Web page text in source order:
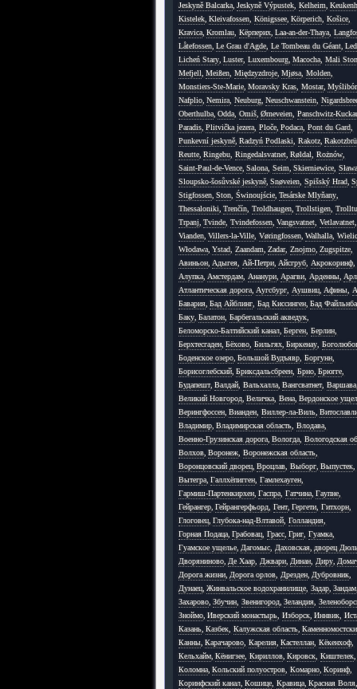
Jeskyně Balcarka, Jeskyně Výpustek Kelheim,
Kistelek, Kleivafossen Königssee, Körperich Košice,
Kravica, Kromlau Kёрперих, Laa-an-der-Thaya
Låtefossen, Le Grau d'Agde, Le Tombeau du Géant,
Licheń Stary, Luster, Luxembourg, Macocha Mali Ston
Mefjell, Meißen Międzyzdroje, Mjøsa Molden,
Monstiers-Ste-Marie, Moravsky Kras Mostar,
Nafplio, Nemira Neuburg, Neuschwanstein
Oberthulba, Odda Omiš, Ørneveien Panschwitz-
Paradis, Plitvička jezera Ploče, Podaca Pont du Gard,
Punkevní jeskyně, Radzyń Podlaski, Rakotz,
Reutte, Ringebu Ringedalsvatnet, Røldal, Rożnów,
Saint-Paul-de-Vence, Salona Seim, Skierniewice,
Sloupsko-šosůvské jeskyně, Snøveien Spišský Hrad,
Stigfossen, Ston Świnoujście, Tesárske Mlyňany
Thessaloniki, Trenčín Troldhaugen, Trollstigen
Trpanj, Tvinde, Tvindefossen, Vangsvatnet Vetlavatnet,
Vianden, Villers-la-Ville, Vøringfossen, Walhalla
Włodawa, Ystad Zaandam, Zadar, Znojmo, Zugspitze,
Авиньон, Адыгея, Ай-Петри, Айсгруб Акрокоринф,
Алупка, Амстердам Ананури, Арагви Арденны,
Атлантическая дорога, Аугсбург Аушвиц, Афины,
Бавария, Бад Айблинг Бад Киссинген, Бад
Баку, Балатон Барбегальский акведук,
Беломорско-Балтийский канал, Берген Берлин,
Берхтесгаден, Бёхово Бильгях, Биркенау
Боденское озеро, Большой Вудъявр Боргунн,
Борисоглебский, Бриксдальсбреен Брно, Брюгге,
Будапешт, Валдай, Вальхалла, Вангсватнет, Варшава
Великий Новгород, Величка Вена, Вердонское
Верингфоссен, Вианден Виллер-ла-Виль,
Владимир, Владимирская область Влодава,
Военно-Грузинская дорога, Вологда Вологодская
Волхов, Воронеж Воронежская область,
Воронцовский дворец, Вроцлав, Выборг, Выпустек
Вытегра, Галлхёпигген Гамлехауген,
Гармиш-Партенкирхен, Гаспра Гатчина, Гаупне,
Гейрангер, Гейрангерфьорд, Гент, Гергети Гитхорн,
Глоговец, Глубока-над-Влтавой, Голландия,
Горная Подаца, Грабовац Грасс, Григ Гуамка,
Гуамское ущелье, Дагомыс Даховская, дворец
Дворяниново, Де Хаар Джвари, Динан Диру,
Дорога жизни, Дорога орлов, Дрезден, Дубровник
Дунаец, Жинвальское водохранилище, Задар, Зандам
Захарово, Збучин Звенигород, Зеландия,
Зноймо, Иверский монастырь Изборск, Иннвик
Казань, Казбек Калужская область,
Канны, Карачарово Карелия, Кастеллан Кёкенхоф,
Кельхайм, Кёнигзее, Кириллов, Кировск Киштелек,
Коломна, Кольский полуостров, Комарно, Коринф,
Коринфский канал, Кошице, Кравица, Красная Воля